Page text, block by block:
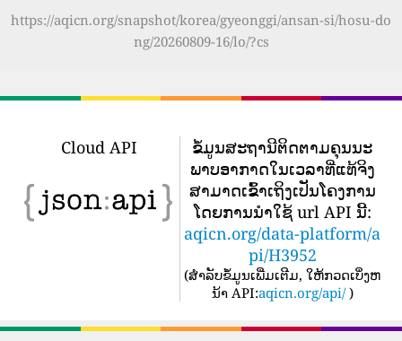
https://aqicn.org/snapshot/korea/gyeonggi/ansan-si/hosu-do
ng/20260809-16/lo/?cs
Cloud API
ຂໍ້​ມູນ​ສະ​ຖາ​ນີ​ຕິດ​ຕາມ​ຄຸນ​ນະ​
ພາບ​ອາ​ກາດ​ໃນ​ເວ​ລາ​ທີ່​ແທ້​ຈິງ​
ສາ​ມາດ​ເຂົ້າ​ເຖິງ​ເປັນ​ໂຄງ​ການ​
ໂດຍ​ການ​ນໍາ​ໃຊ້ url API ນີ້​:
aqicn.org/data-platform/a
pi/H3952
(ສໍາລັບຂໍ້ມູນເພີ່ມເຕີມ, ໃຫ້ກວດເບິ່ງຫ
ນ້າ API:aqicn.org/api/ )